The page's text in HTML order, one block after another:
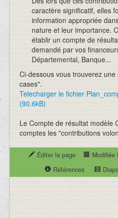
caractère significatif, elles
information appropriée
nature et leur importance.
établir un compte de
demandé par vos
Départemental, Banque...
Ci-dessous vous trouverez
cases".
Telecharger le fichier
(90.6kB)
Le Compte de résultat modèle
comptes les "contributions
Éditer la page
Références